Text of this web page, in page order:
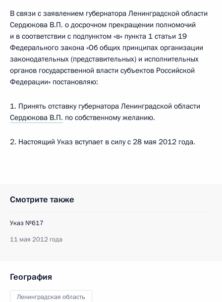
В связи с заявлением губернатора Ленинградской области
Сердюкова В.П. о досрочном прекращении полномочий
и в соответствии с подпунктом «в» пункта 1 статьи 19
Федерального закона «Об общих принципах организации
законодательных (представительных) и исполнительных
органов государственной власти субъектов Российской
Федерации» постановляю:
1. Принять отставку губернатора Ленинградской области
Сердюкова В.П. по собственному желанию.
2. Настоящий Указ вступает в силу с 28 мая 2012 года.
Смотрите также
Указ №617
11 мая 2012 года
География
Ленинградская область